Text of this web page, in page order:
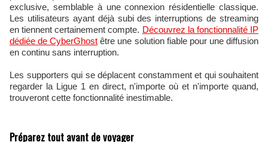
exclusive, semblable à une connexion résidentielle classique.
Les utilisateurs ayant déjà subi des interruptions de streaming
en tiennent certainement compte. Découvrez la fonctionnalité IP
dédiée de CyberGhost être une solution fiable pour une diffusion
en continu sans interruption.
Les supporters qui se déplacent constamment et qui souhaitent
regarder la Ligue 1 en direct, n'importe où et n'importe quand,
trouveront cette fonctionnalité inestimable.
Préparez tout avant de voyager